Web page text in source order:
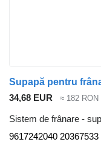
34,68 EUR ≈ 182 RON
Sistem de frânare -
9617242040 20367533